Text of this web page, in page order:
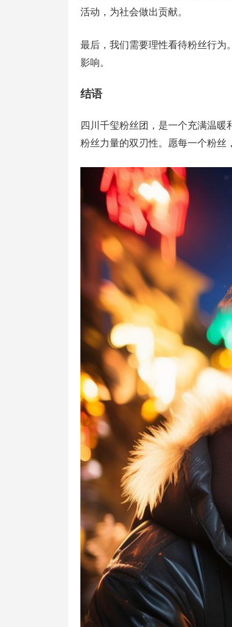
活动，为社会做出贡献。
最后，我们需要理性看待粉丝行为
影响。
结语
四川千玺粉丝团，是一个充满温
粉丝力量的双刃性。愿每一个粉丝